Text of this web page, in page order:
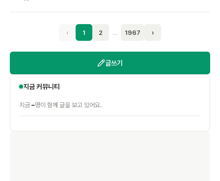
‹ 1 2 … 1967 ›
글쓰기
지금 커뮤니티
지금 –명이 함께 글을 보고 있어요.